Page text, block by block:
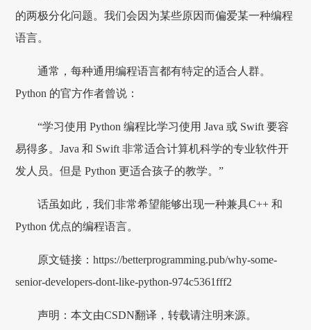
的两极分化问题。我们会因为某些原因而偏爱某一种编程
语言。
通常，每种通用编程语言都有特定的适合人群。
Python 的官方作者曾说：
“学习使用 Python 编程比学习使用 Java 或 Swift 要容
易得多。Java 和 Swift 非常适合计算机科学的专业软件开
发人员。但是 Python 更适合孩子的教学。”
话虽如此，我们非常希望能够出现一种兼具C++ 和
Python 优点的编程语言。
原文链接：https://betterprogramming.pub/why-some-
senior-developers-dont-like-python-974c5361fff2
声明：本文由CSDN翻译，转载请注明来源。